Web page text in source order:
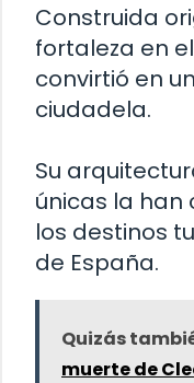
Construida
fortaleza en
convirtió en
ciudadela.
Su
únicas la han
los destinos
de España.
Quizás
muerte de